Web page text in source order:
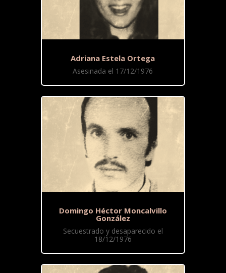
Adriana Estela Ortega
Asesinada el 17/12/1976
Domingo Héctor Moncalvillo
González
Secuestrado y desaparecido el
18/12/1976